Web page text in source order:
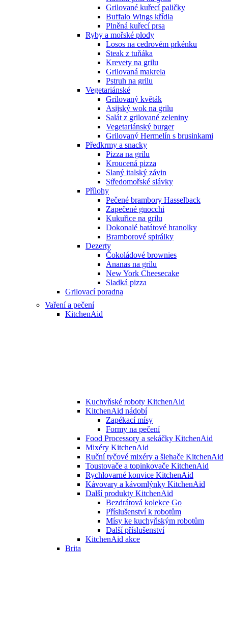
Grilované kuřecí paličky
Buffalo Wings křídla
Plněná kuřecí prsa
Ryby a mořské plody
Losos na cedrovém prkénku
Steak z tuňáka
Krevety na grilu
Grilovaná makrela
Pstruh na grilu
Vegetariánské
Grilovaný květák
Asijský wok na grilu
Salát z grilované zeleniny
Vegetariánský burger
Grilovaný Hermelín s brusinkami
Předkrmy a snacky
Pizza na grilu
Kroucená pizza
Slaný italský závin
Středomořské slávky
Přílohy
Pečené brambory Hasselback
Zapečené gnocchi
Kukuřice na grilu
Dokonalé batátové hranolky
Bramborové spirálky
Dezerty
Čokoládové brownies
Ananas na grilu
New York Cheesecake
Sladká pizza
Grilovací poradna
Vaření a pečení
KitchenAid
Kuchyňské roboty KitchenAid
KitchenAid nádobí
Zapékací mísy
Formy na pečení
Food Processory a sekáčky KitchenAid
Mixéry KitchenAid
Ruční tyčové mixéry a šlehače KitchenAid
Toustovače a topinkovače KitchenAid
Rychlovarné konvice KitchenAid
Kávovary a kávomlýnky KitchenAid
Další produkty KitchenAid
Bezdrátová kolekce Go
Příslušenství k robotům
Mísy ke kuchyňským robotům
Další příslušenství
KitchenAid akce
Brita